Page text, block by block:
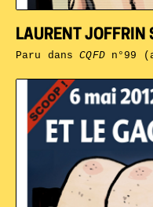
LAURENT JOFFRIN
Paru dansCQFDn°99